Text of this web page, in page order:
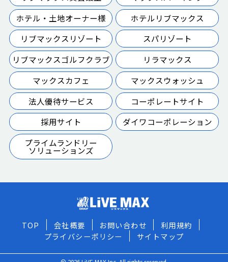
ホテル・土地オーナー様
ホテルリブマックス
リブマックスリゾート
スパリゾート
リブマックスゴルフクラブ
リラマックス
マックスカフェ
マックスウォッシュ
法人優待サービス
コーポレートサイト
採用サイト
ダイワコーポレーション
プライムランドリー
ソリューションズ
TOP 会社概要 お問い合わせ
利用規約
プライバシーポリシー
サイトマップ